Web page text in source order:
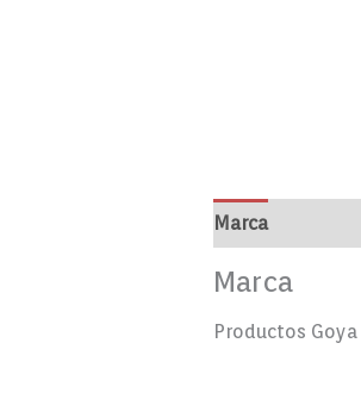
Marca
Marca
Productos Goya